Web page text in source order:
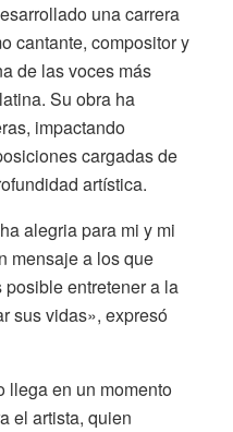
una carrera
cantante, compositor y
de las voces más
Su obra ha
impactando
cargadas de
artística.
alegria para mi y mi
mensaje a los que
entretener a la
sus vidas», expresó
llega en un momento
el artista, quien